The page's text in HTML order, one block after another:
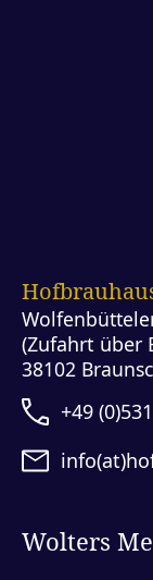
(Zufahrt über
38102
+49
Wolters